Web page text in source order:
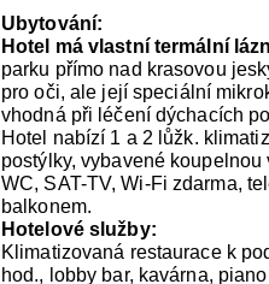
Ubytování:
Hotel má vlastní termální
parku přímo nad krasovou
pro oči, ale její speciální
vhodná při léčení dýchacích
Hotel nabízí 1 a 2 lůžk.
postýlky, vybavené
WC, SAT-TV, Wi-Fi zdarma,
balkonem.
Hotelové služby:
Klimatizovaná restaurace k
hod., lobby bar, kavárna,